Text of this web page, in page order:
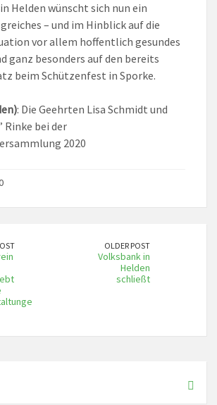
Helden wünscht sich nun ein
– und im Hinblick auf die
vor allem hoffentlich gesundes
ganz besonders auf den bereits
beim Schützenfest in Sporke.
: Die Geehrten Lisa Schmidt und
Rinke bei der
2020
OLDER POST
Volksbank in
Helden
schließt